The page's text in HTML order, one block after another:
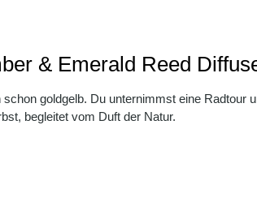
& Emerald Reed
goldgelb. Du unternimmst eine
begleitet vom Duft der Natur.